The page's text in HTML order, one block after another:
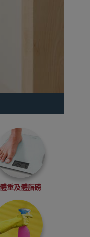
體重及體脂磅